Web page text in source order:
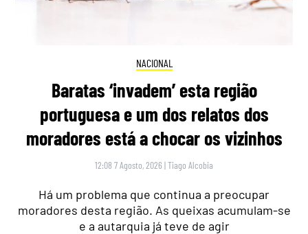
NACIONAL
Baratas ‘invadem’ esta região
portuguesa e um dos relatos dos
moradores está a chocar os vizinhos
12:08 7 Agosto, 2026 |Tiago Alcobia
Há um problema que continua a preocupar
moradores desta região. As queixas acumulam-se
e a autarquia já teve de agir